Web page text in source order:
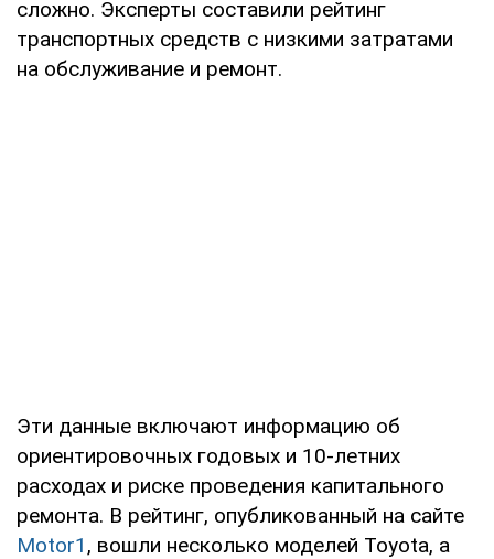
сложно. Эксперты составили рейтинг
транспортных средств с низкими затратами
на обслуживание и ремонт.
Эти данные включают информацию об
ориентировочных годовых и 10-летних
расходах и риске проведения капитального
ремонта. В рейтинг, опубликованный на сайте
Motor1 , вошли несколько моделей Toyota, а